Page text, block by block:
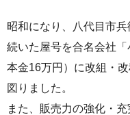
昭和になり、八代目市
続いた屋号を合名会社
本金16万円）に改組・
図りました。
また、販売力の強化・